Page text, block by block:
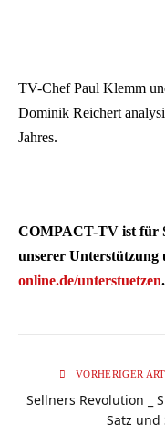
TV-Chef Paul Klemm
Dominik Reichert
Jahres.
COMPACT-TV ist für
unserer Unterstützung
online.de/unterstuetzen.
VORHERIGER
Sellners Revolution _
Satz und